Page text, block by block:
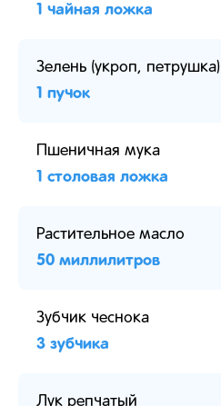
1 чайная ложка
Зелень (укроп, петрушка)
1 пучок
Пшеничная мука
1 столовая ложка
Растительное масло
50 миллилитров
Зубчик чеснока
3 зубчика
Лук репчатый